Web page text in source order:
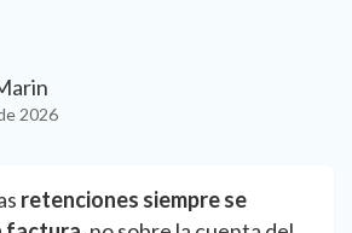
2026
retenciones siempre se